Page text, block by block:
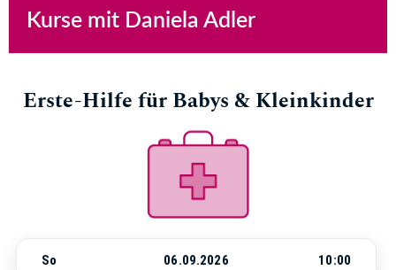
Kurse mit Daniela Adler
Erste-Hilfe für Babys & Kleinkinder
So 06.09.2026
10:00